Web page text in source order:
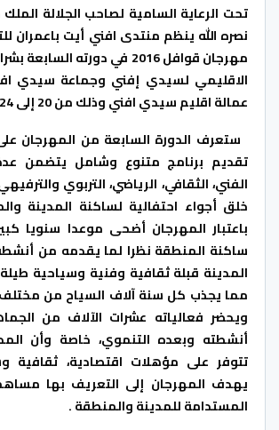
تحت الرعاية السامية لصاحب الجلالة
نصره الله ينظم منتدى افني أيت باعمران
مهرجان قوافل 2016 في دورته
الاقليمي لسيدي إفني وجماعة سيدي
عمالة اقليم سيدي افني وذلك من 20 إلى 24 يوليوز 2016.
ستعرف الدورة السابعة من المهرجان
تقديم برنامج متنوع وشامل يتضمن
الفني، الثقافي، الرياضي، التربوي
خلق أجواء احتفالية لساكنة المدينة
باعتبار المهرجان أضحى موعدا سنويا
ساكنة المنطقة نظرا لما يقدمه من
المدينة قبلة ثقافية وفنية وسياحية طيلة
مما يجذب كل سنة آلاف السياح من
ويحضر فعالياته عشرات الآلاف من
أنشطته وبعده التنموي، خاصة وأن
تتوفر على مؤهلات اقتصادية، ثقافية
يهدف المهرجان إلى التعريف بها
المستدامة للمدينة والمنطقة .